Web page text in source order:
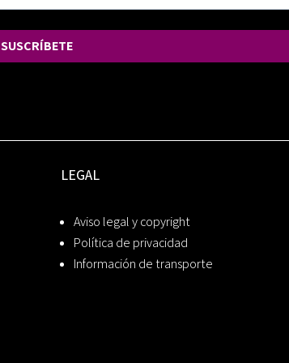
SUSCRÍBETE
LEGAL
Aviso legal y copyright
Política de privacidad
Información de transporte